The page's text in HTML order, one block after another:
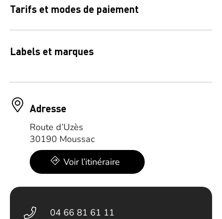
Tarifs et modes de paiement
Labels et marques
Adresse
Route d’Uzès
30190 Moussac
Voir l’itinéraire
04 66 81 61 11